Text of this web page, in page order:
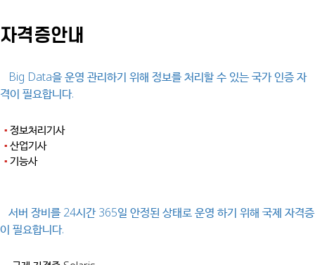
자격증안내
Big Data을 운영 관리하기 위해 정보를 처리할 수 있는 국가 인증 자
격이 필요합니다.
▪ 정보처리기사
▪ 산업기사
▪ 기능사
서버 장비를 24시간 365일 안정된 상태로 운영 하기 위해 국제 자격증
이 필요합니다.